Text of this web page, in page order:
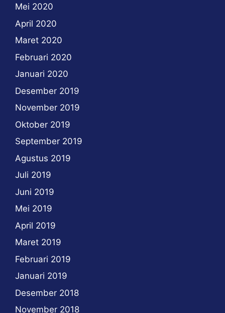
Mei 2020
April 2020
Maret 2020
Februari 2020
Januari 2020
Desember 2019
November 2019
Oktober 2019
September 2019
Agustus 2019
Juli 2019
Juni 2019
Mei 2019
April 2019
Maret 2019
Februari 2019
Januari 2019
Desember 2018
November 2018